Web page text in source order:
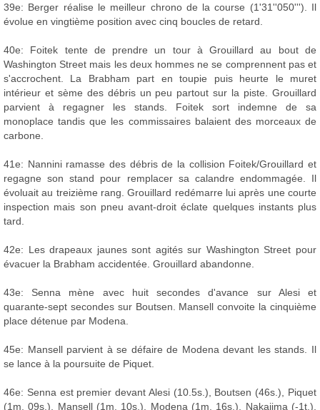
39e: Berger réalise le meilleur chrono de la course (1'31''050'''). Il
évolue en vingtième position avec cinq boucles de retard.
40e: Foitek tente de prendre un tour à Grouillard au bout de
Washington Street mais les deux hommes ne se comprennent pas et
s'accrochent. La Brabham part en toupie puis heurte le muret
intérieur et sème des débris un peu partout sur la piste. Grouillard
parvient à regagner les stands. Foitek sort indemne de sa
monoplace tandis que les commissaires balaient des morceaux de
carbone.
41e: Nannini ramasse des débris de la collision Foitek/Grouillard et
regagne son stand pour remplacer sa calandre endommagée. Il
évoluait au treizième rang. Grouillard redémarre lui après une courte
inspection mais son pneu avant-droit éclate quelques instants plus
tard.
42e: Les drapeaux jaunes sont agités sur Washington Street pour
évacuer la Brabham accidentée. Grouillard abandonne.
43e: Senna mène avec huit secondes d'avance sur Alesi et
quarante-sept secondes sur Boutsen. Mansell convoite la cinquième
place détenue par Modena.
45e: Mansell parvient à se défaire de Modena devant les stands. Il
se lance à la poursuite de Piquet.
46e: Senna est premier devant Alesi (10.5s.), Boutsen (46s.), Piquet
(1m. 09s.), Mansell (1m. 10s.), Modena (1m. 16s.), Nakajima (-1t.),